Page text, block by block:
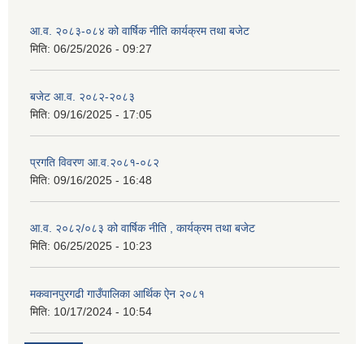
आ.व. २०८३-०८४ को वार्षिक नीति कार्यक्रम तथा बजेट
मिति: 06/25/2026 - 09:27
बजेट आ.व. २०८२-२०८३
मिति: 09/16/2025 - 17:05
प्रगति विवरण आ.व.२०८१-०८२
मिति: 09/16/2025 - 16:48
आ.व. २०८२/०८३ को वार्षिक नीति , कार्यक्रम तथा बजेट
मिति: 06/25/2025 - 10:23
मकवानपुरगढी गाउँपालिका आर्थिक ‌‌‌ऐन २०८१
मिति: 10/17/2024 - 10:54